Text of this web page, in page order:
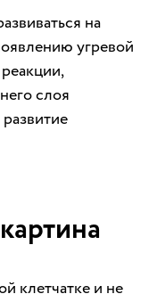
на
угревой
слоя
клетчатке и не